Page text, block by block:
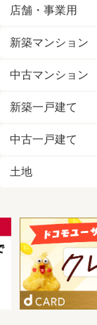
店舗・事業用
新築マンション
中古マンション
新築一戸建て
中古一戸建て
土地